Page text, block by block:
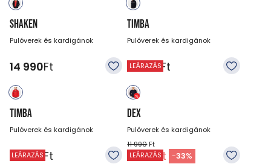
SHAKEN
Pulóverek és kardigánok
14 990Ft
TIMBA
Pulóverek és kardigánok
14 990Ft
TIMBA
Pulóverek és kardigánok
14 990Ft
LEÁRAZÁS
DEX
Pulóverek és kardigánok
11 990Ft
7 990Ft -33%
LEÁRAZÁS LEÁRAZÁS